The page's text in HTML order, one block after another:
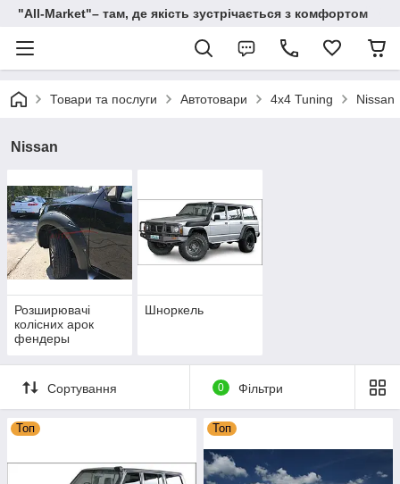
"All-Мarket"– там, де якість зустрічається з комфортом
Товари та послуги Автотовари 4x4 Tuning Nissan
Nissan
Розширювачі
колісних арок
фендеры
Шноркель
Сортування 0 Фільтри
Топ Топ